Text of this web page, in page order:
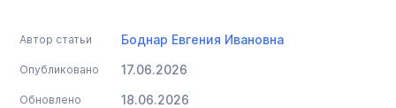
Автор статьи Боднар Евгения Ивановна
Опубликовано 17.06.2026
Обновлено 18.06.2026